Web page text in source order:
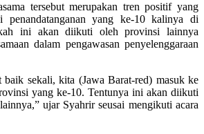
tersebut merupakan tren positif yang
penandatanganan yang ke-10 kalinya di
ini akan diikuti oleh provinsi lainnya
dalam pengawasan penyelenggaraan
baik sekali, kita (Jawa Barat-red) masuk ke
yang ke-10. Tentunya ini akan diikuti
ujar Syahrir seusai mengikuti acara